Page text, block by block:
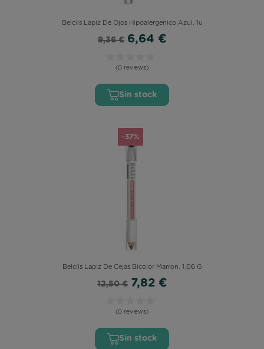
Belcils Lapiz De Ojos Hipoalergenico Azul, 1u
9,36 € 6,64 €
(0 reviews)
Sin stock
Belcils Lapiz De Cejas Bicolor Marron, 1,06 G
12,50 € 7,82 €
(0 reviews)
Sin stock
-37%